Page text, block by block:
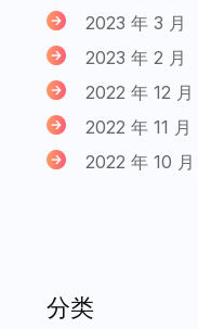
2023 年 3 月
2023 年 2 月
2022 年 12 月
2022 年 11 月
2022 年 10 月
分类